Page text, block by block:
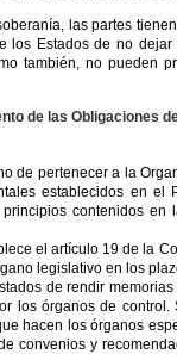
las partes
los Estados de no
también, no pueden
de las Obligaciones
de pertenecer a la
establecidos en
contenidos
el artículo 19 de la
legislativo en los
de rendir
los órganos de
hacen los órganos
convenios y